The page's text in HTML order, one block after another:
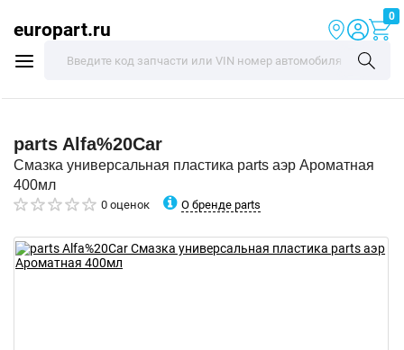
europart.ru
0
parts Alfa%20Car
Смазка универсальная пластика parts аэр Ароматная
400мл
0 оценок О бренде parts